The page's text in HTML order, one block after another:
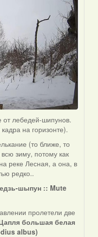
от лебедей-шипунов.
на горизонте).
(то ближе, то
зиму, потому как
реке Лесная, а она, в
редко..
шыпун :: Mute
пролетели две
большая белая
albus)